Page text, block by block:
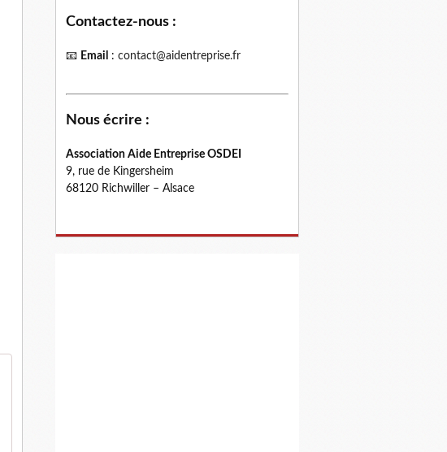
Contactez-nous :
📧 Email : contact@aidentreprise.fr
Nous écrire :
Association Aide Entreprise OSDEI
9, rue de Kingersheim
68120 Richwiller – Alsace